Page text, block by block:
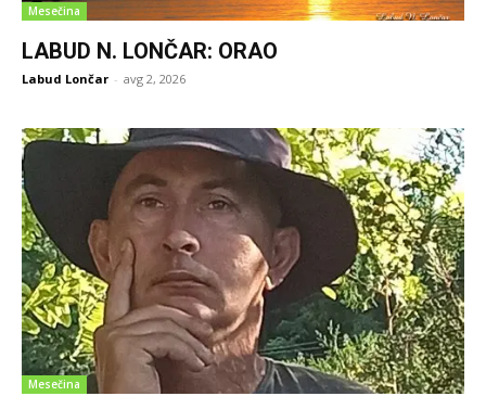
Mesečina
LABUD N. LONČAR: ORAO
Labud Lončar - avg 2, 2026
Mesečina